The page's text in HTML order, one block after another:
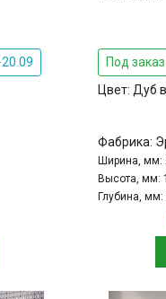
Под заказ
Цвет: Дуб
Фабрика:
Ширина, мм:
Высота, мм:
Глубина, мм: